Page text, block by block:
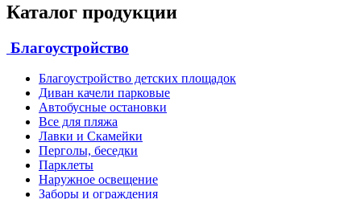
Каталог продукции
Благоустройство
Благоустройство детских площадок
Диван качели парковые
Автобусные остановки
Все для пляжа
Лавки и Скамейки
Перголы, беседки
Парклеты
Наружное освещение
Заборы и ограждения